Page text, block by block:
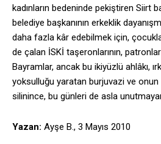
kadınların bedeninde pekiştiren Siirt
belediye başkanının erkeklik
daha fazla kâr edebilmek için,
de çalan İSKİ taşeronlarının,
Bayramlar, ancak bu ikiyüzlü ahlâkı,
yoksulluğu yaratan burjuvazi ve
silinince, bu günleri de asla
Yazan: Ayşe B., 3 Mayıs 2010